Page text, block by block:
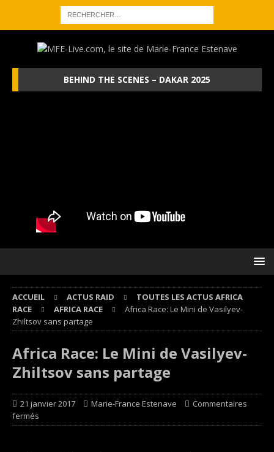
BEHIND THE SCENES – DAKAR 2025
ACCUEIL ACTUS RAID
TOUTES LES ACTUS AFRICA
RACE
AFRICA RACE
Africa Race: Le Mini de Vasilyev-
Zhiltsov sans partage
Africa Race: Le Mini de Vasilyev-
Zhiltsov sans partage
21 janvier 2017 Marie-France Estenave
Commentaires
fermés